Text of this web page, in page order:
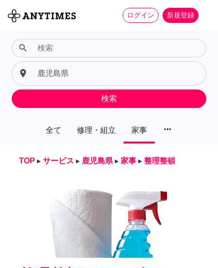
ログイン 新規登録
全て 修理・組立 家事 more_horiz
search
place
検索
TOP ▸ サービス ▸ 鹿児島県 ▸ 家事 ▸ 整理整頓